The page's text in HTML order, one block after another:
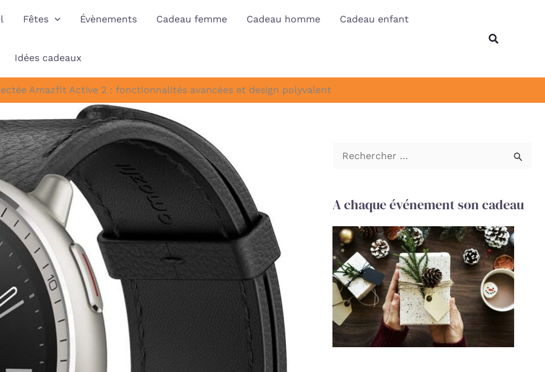
Fêtes Évènements Cadeau femme Cadeau homme Cadeau enfant
Idées cadeaux
Amazfit Active 2 : fonctionnalités avancées et design polyvalent
c
e
r
c
A chaque événement son cadeau